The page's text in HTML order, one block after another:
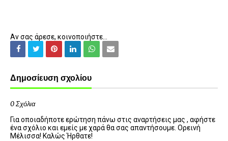
Αν σας άρεσε, κοινοποιήστε...
Δημοσίευση σχολίου
0 Σχόλια
Για οποιαδήποτε ερώτηση πάνω στις αναρτήσεις μας , αφήστε
ένα σχόλιο και εμείς με χαρά θα σας απαντήσουμε. Ορεινή
Μέλισσα! Καλώς Ήρθατε!